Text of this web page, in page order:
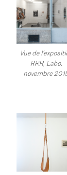
Vue de
RRR, Labo,
novembre